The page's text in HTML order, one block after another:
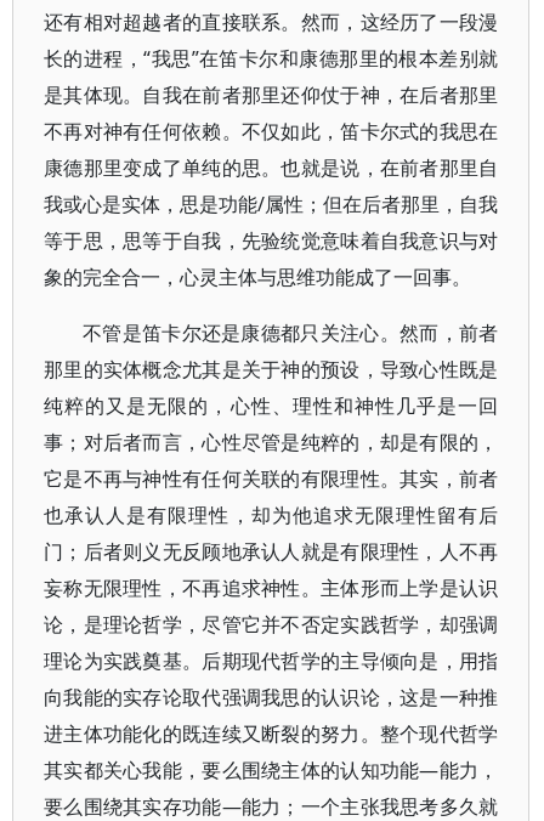
还有相对超越者的直接联系。然而，这经历了一段漫
长的进程，“我思”在笛卡尔和康德那里的根本差别就
是其体现。自我在前者那里还仰仗于神，在后者那里
不再对神有任何依赖。不仅如此，笛卡尔式的我思在
康德那里变成了单纯的思。也就是说，在前者那里自
我或心是实体，思是功能/属性；但在后者那里，自我
等于思，思等于自我，先验统觉意味着自我意识与对
象的完全合一，心灵主体与思维功能成了一回事。
不管是笛卡尔还是康德都只关注心。然而，前者
那里的实体概念尤其是关于神的预设，导致心性既是
纯粹的又是无限的，心性、理性和神性几乎是一回
事；对后者而言，心性尽管是纯粹的，却是有限的，
它是不再与神性有任何关联的有限理性。其实，前者
也承认人是有限理性，却为他追求无限理性留有后
门；后者则义无反顾地承认人就是有限理性，人不再
妄称无限理性，不再追求神性。主体形而上学是认识
论，是理论哲学，尽管它并不否定实践哲学，却强调
理论为实践奠基。后期现代哲学的主导倾向是，用指
向我能的实存论取代强调我思的认识论，这是一种推
进主体功能化的既连续又断裂的努力。整个现代哲学
其实都关心我能，要么围绕主体的认知功能—能力，
要么围绕其实存功能—能力；一个主张我思考多久就